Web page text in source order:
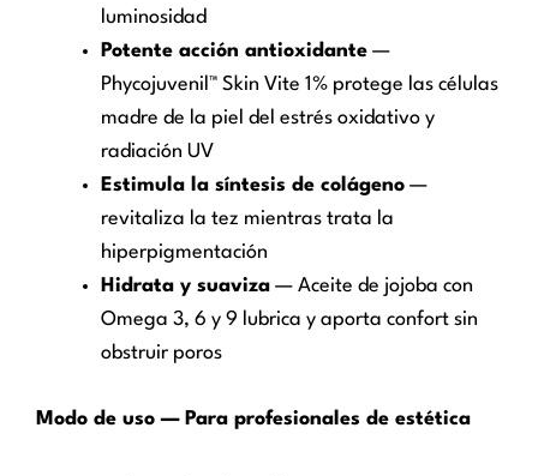
luminosidad
Potente acción antioxidante —
Phycojuvenil™ Skin Vite 1% protege las células
madre de la piel del estrés oxidativo y
radiación UV
Estimula la síntesis de colágeno —
revitaliza la tez mientras trata la
hiperpigmentación
Hidrata y suaviza — Aceite de jojoba con
Omega 3, 6 y 9 lubrica y aporta confort sin
obstruir poros
Modo de uso — Para profesionales de estética